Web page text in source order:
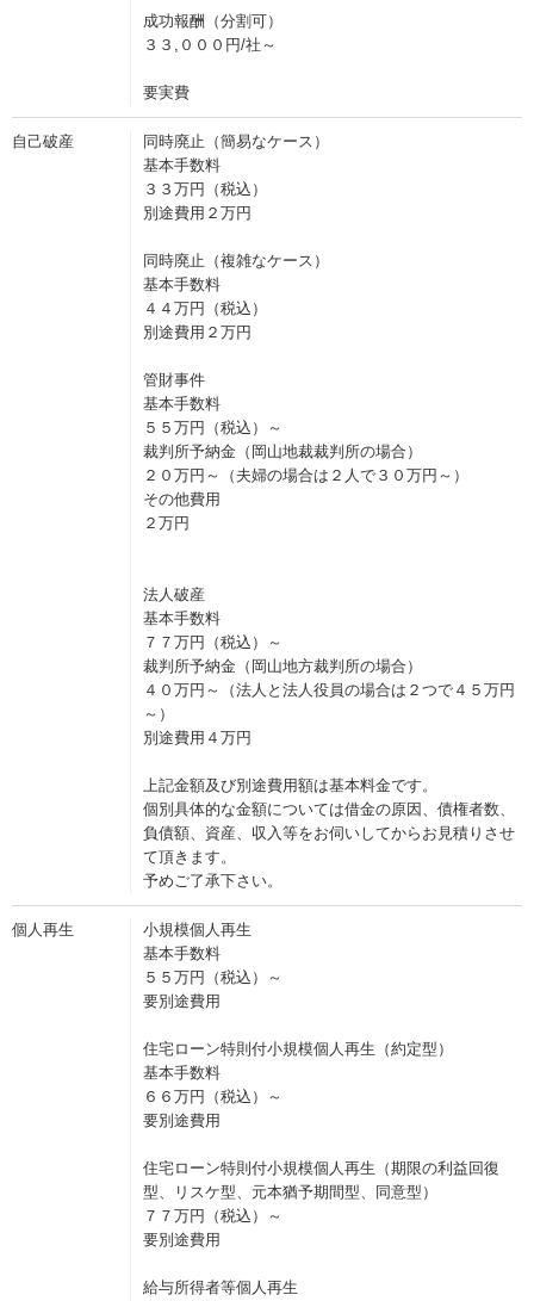
成功報酬（分割可）
３３,０００円/社～
要実費
自己破産
同時廃止（簡易なケース）
基本手数料
３３万円（税込）
別途費用２万円
同時廃止（複雑なケース）
基本手数料
４４万円（税込）
別途費用２万円
管財事件
基本手数料
５５万円（税込）～
裁判所予納金（岡山地裁裁判所の場合）
２０万円～（夫婦の場合は２人で３０万円～）
その他費用
２万円
法人破産
基本手数料
７７万円（税込）～
裁判所予納金（岡山地方裁判所の場合）
４０万円～（法人と法人役員の場合は２つで４５万円
～）
別途費用４万円
上記金額及び別途費用額は基本料金です。
個別具体的な金額については借金の原因、債権者数、
負債額、資産、収入等をお伺いしてからお見積りさせ
て頂きます。
予めご了承下さい。
個人再生
小規模個人再生
基本手数料
５５万円（税込）～
要別途費用
住宅ローン特則付小規模個人再生（約定型）
基本手数料
６６万円（税込）～
要別途費用
住宅ローン特則付小規模個人再生（期限の利益回復
型、リスケ型、元本猶予期間型、同意型）
７７万円（税込）～
要別途費用
給与所得者等個人再生